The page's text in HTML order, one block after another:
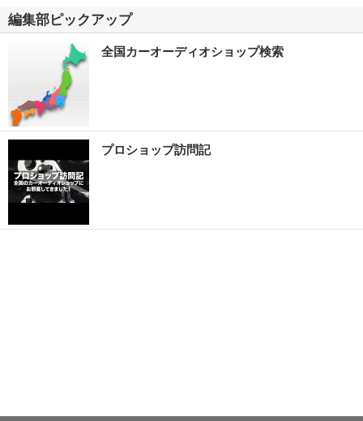
編集部ピックアップ
全国カーオーディオショップ検索
プロショップ訪問記